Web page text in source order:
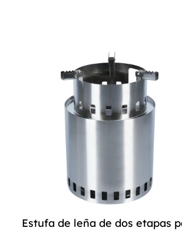
Experimente una
combustión libre de humos,
molestas nubes de humo y
Salida de fuego robusta:
Encienda fuegos fuertes con
Con su potente potencia de
calor de un fuego crepitante.
calor confiable cuando lo
Estufa de leña de dos etapas